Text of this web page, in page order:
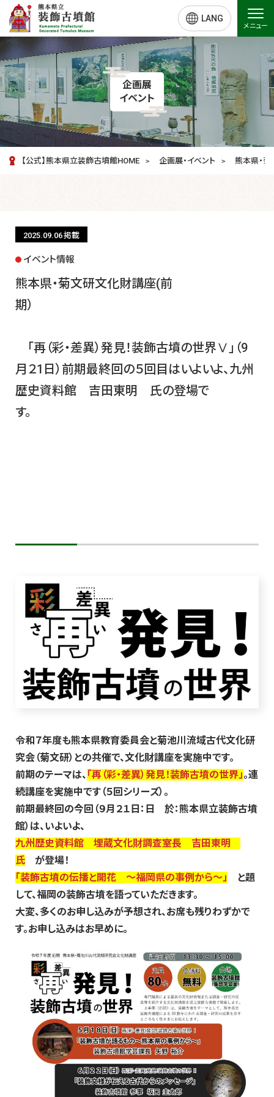
LANG
メニュー
企画展
イベント
【公式】熊本県立装飾古墳館HOME 企画展・イベント 熊
2025.09.06掲載
イベント情報
熊本県・菊文研文化財講座(前
期）
「再（彩・差異）発見！装飾古墳の世界Ⅴ」（9
月２1日）前期最終回の５回目はいよいよ、九州
歴史資料館 吉田東明 氏の登場で
す。
令和７年度も熊本県教育委員会と菊池川流域古代文化研
究会（菊文研）との共催で、文化財講座を実施中です。
前期のテーマは、 「再（彩・差異）発見！装飾古墳の世界」。連
続講座を実施中です（５回シリーズ）。
前期最終回の今回（９月２１日：日 於：熊本県立装飾古墳
館）は、いよいよ、
九州歴史資料館 埋蔵文化財調査室長 吉田東明
氏 が登場！
「装飾古墳の伝播と開花 ～福岡県の事例から～」
と題
して、福岡の装飾古墳を語っていただきます。
大変、多くのお申し込みが予想され、お席も残りわずかで
す。お申し込みはお早めに。